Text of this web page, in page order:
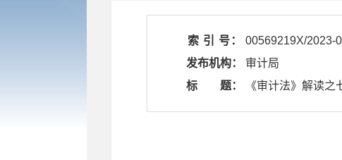
索 引 号： 00569219X/2023-
发布机构：
审计局
标 题：
《审计法》解读之